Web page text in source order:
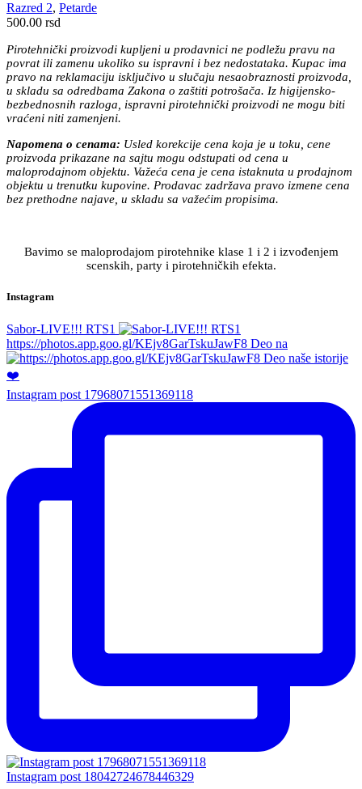
Razred 2, Petarde
500.00 rsd
Pirotehnički proizvodi kupljeni u prodavnici ne podležu pravu na
povrat ili zamenu ukoliko su ispravni i bez nedostataka. Kupac ima
pravo na reklamaciju isključivo u slučaju nesaobraznosti proizvoda,
u skladu sa odredbama Zakona o zaštiti potrošača. Iz higijensko-
bezbednosnih razloga, ispravni pirotehnički proizvodi ne mogu biti
vraćeni niti zamenjeni.
Napomena o cenama: Usled korekcije cena koja je u toku, cene
proizvoda prikazane na sajtu mogu odstupati od cena u
maloprodajnom objektu. Važeća cena je cena istaknuta u prodajnom
objektu u trenutku kupovine. Prodavac zadržava pravo izmene cena
bez prethodne najave, u skladu sa važećim propisima.
Bavimo se maloprodajom pirotehnike klase 1 i 2 i izvođenjem
scenskih, party i pirotehničkih efekta.
Instagram
Sabor-LIVE!!! RTS1
https://photos.app.goo.gl/KEjv8GarTskuJawF8 Deo na
Instagram post 17968071551369118
Instagram post 18042724678446329